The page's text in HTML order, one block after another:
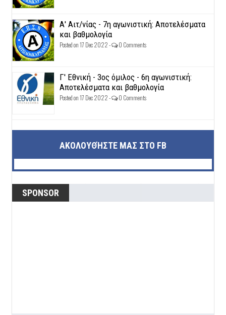
Α' Αιτ/νίας - 7η αγωνιστική: Αποτελέσματα
και βαθμολογία
Posted on 17 Dec 2022 - 0 Comments
Γ' Εθνική - 3ος όμιλος - 6η αγωνιστική:
Αποτελέσματα και βαθμολογία
Posted on 17 Dec 2022 - 0 Comments
ΑΚΟΛΟΥΘΉΣΤΕ ΜΑΣ ΣΤΟ FB
SPONSOR